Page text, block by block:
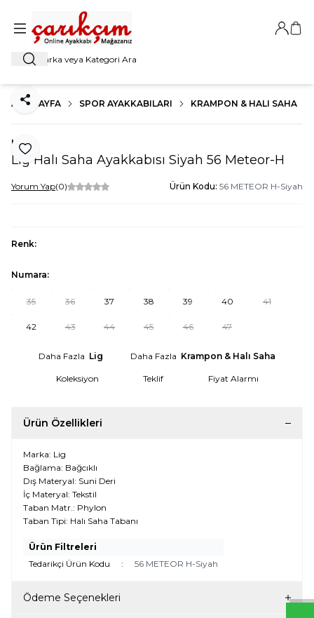
Ara
Giriş
ANA SAYFA SPOR AYAKKABILARI KRAMPON & HALI SAHA
Favoriye Ekle
Paylaş
Lig
Lig Halı Saha Ayakkabısı Siyah 56 Meteor-H
Yorum Yap(0) Ürün Kodu: 56 METEOR H-Siyah
Renk:
Numara:
35 36 37 38 39 40 41
42 43 44 45 46 47
Daha Fazla Lig Daha Fazla Krampon & Halı Saha
Koleksiyon Teklif Fiyat Alarmı
Ürün Özellikleri
Marka: Lig
Bağlama: Bağcıklı
Dış Materyal: Suni Deri
İç Materyal: Tekstil
Taban Matr.: Phylon
Taban Tipi: Halı Saha Tabanı
Ürün Filtreleri
Tedarikçi Ürün Kodu
: 56 METEOR H-Siyah
Ödeme Seçenekleri